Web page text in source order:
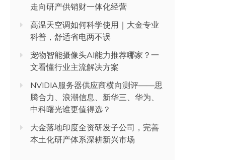
走向研产供销财一体化经营
高温天空调如何科学使用｜大金专业
科普，舒适省电两不误
宠物智能摄像头AI能力推荐哪家？一
文看懂行业主流解决方案
NVIDIA服务器供应商横向测评——思
腾合力、浪潮信息、新华三、华为、
中科曙光谁更值得选？
大金落地印度全资研发子公司，完善
本土化研产体系深耕新兴市场